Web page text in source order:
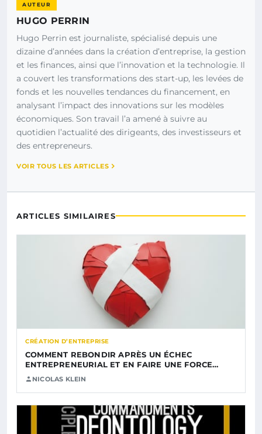
AUTEUR
HUGO PERRIN
Hugo Perrin est journaliste, spécialisé depuis une
dizaine d’années dans la création d’entreprise, la gestion
et les finances, ainsi que l’innovation et la technologie. Il
a couvert les transformations des start-up, les levées de
fonds et les nouvelles tendances du financement, en
analysant l’impact des innovations sur les modèles
économiques. Son travail l’a amené à suivre au
quotidien l’actualité des dirigeants, des investisseurs et
des entrepreneurs.
VOIR TOUS LES ARTICLES
ARTICLES SIMILAIRES
CRÉATION D’ENTREPRISE
COMMENT REBONDIR APRÈS UN ÉCHEC
ENTREPRENEURIAL ET EN FAIRE UNE FORCE…
NICOLAS KLEIN